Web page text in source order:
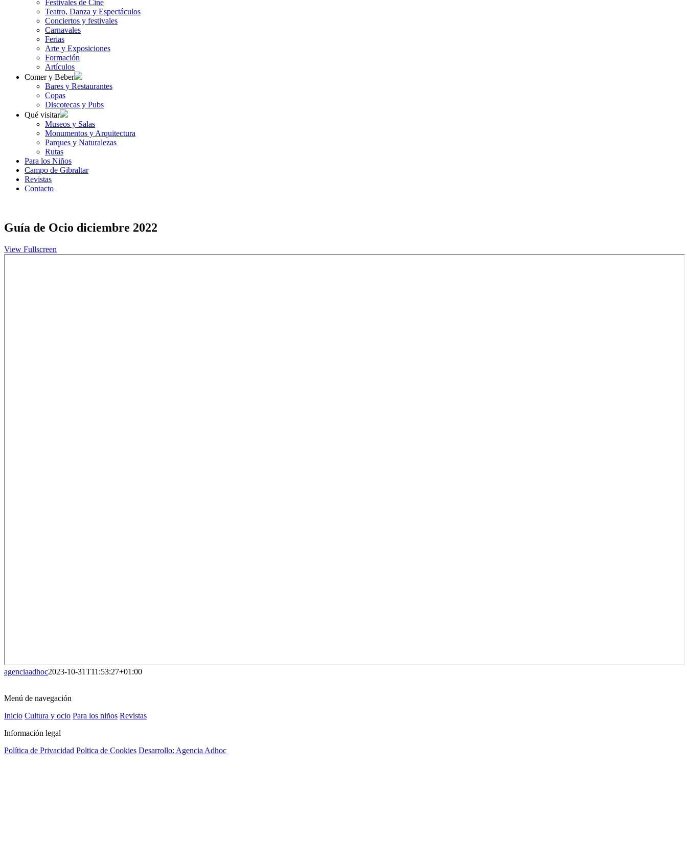
Festivales de Cine
Teatro, Danza y Espectáculos
Conciertos y festivales
Carnavales
Ferias
Arte y Exposiciones
Formación
Artículos
Comer y Beber
Bares y Restaurantes
Copas
Discotecas y Pubs
Qué visitar
Museos y Salas
Monumentos y Arquitectura
Parques y Naturalezas
Rutas
Para los Niños
Campo de Gibraltar
Revistas
Contacto
Guía de Ocio diciembre 2022
View Fullscreen
agenciaadhoc2023-10-31T11:53:27+01:00
Menú de navegación
Inicio Cultura y ocio Para los niños Revistas
Información legal
Política de Privacidad Poltica de Cookies Desarrollo: Agencia Adhoc